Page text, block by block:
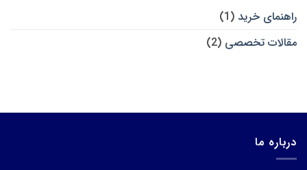
پروپیلن
راهنمای خرید (1)
مقالات تخصصی (2)
درباره ما